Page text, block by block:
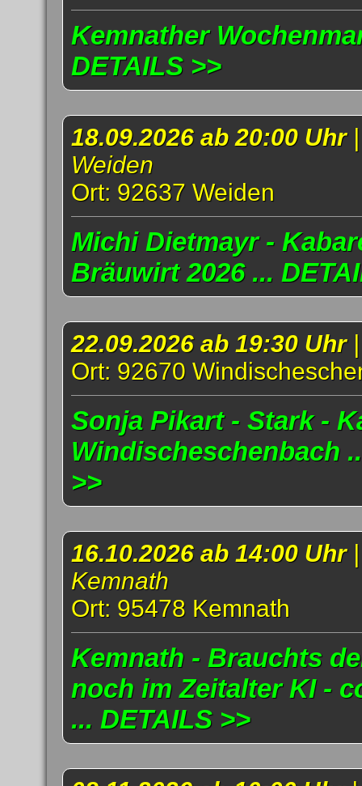
Kemnather
DETAILS >>
18.09.2026 ab 20:00 Uhr
Weiden
Ort: 92637 Weiden
Michi Dietmayr -
Bräuwirt 2026 ...
22.09.2026 ab 19:30 Uhr
Ort: 92670
Sonja Pikart - Stark -
Windischeschenbach
>>
16.10.2026 ab 14:00 Uhr
Kemnath
Ort: 95478 Kemnath
Kemnath - Brauchts
noch im Zeitalter KI -
... DETAILS >>